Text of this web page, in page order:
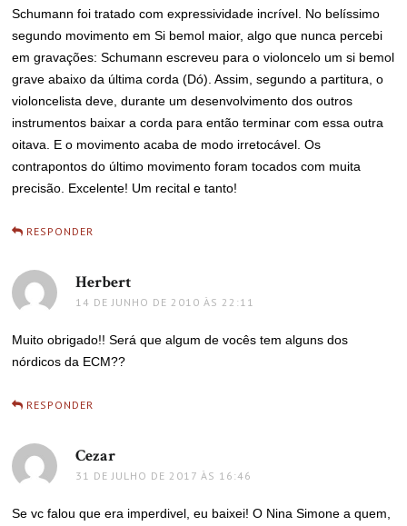
Schumann foi tratado com expressividade incrível. No belíssimo
segundo movimento em Si bemol maior, algo que nunca percebi
em gravações: Schumann escreveu para o violoncelo um si bemol
grave abaixo da última corda (Dó). Assim, segundo a partitura, o
violoncelista deve, durante um desenvolvimento dos outros
instrumentos baixar a corda para então terminar com essa outra
oitava. E o movimento acaba de modo irretocável. Os
contrapontos do último movimento foram tocados com muita
precisão. Excelente! Um recital e tanto!
RESPONDER
Herbert
14 DE JUNHO DE 2010 ÀS 22:11
Muito obrigado!! Será que algum de vocês tem alguns dos
nórdicos da ECM??
RESPONDER
Cezar
31 DE JULHO DE 2017 ÀS 16:46
Se vc falou que era imperdivel, eu baixei! O Nina Simone a quem,